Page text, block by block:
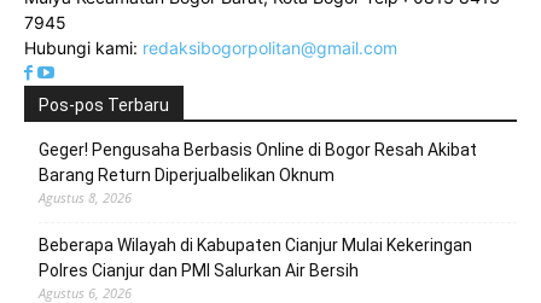
7945
Hubungi kami: redaksibogorpolitan@gmail.com
Pos-pos Terbaru
Geger! Pengusaha Berbasis Online di Bogor Resah Akibat
Barang Return Diperjualbelikan Oknum
Agustus 8, 2026
Beberapa Wilayah di Kabupaten Cianjur Mulai Kekeringan
Polres Cianjur dan PMI Salurkan Air Bersih
Agustus 6, 2026